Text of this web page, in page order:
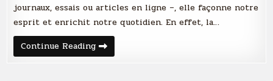
au
menu
du
jour
journaux, essais ou articles en ligne –, elle façonne notre
esprit et enrichit notre quotidien. En effet, la…
Continue Reading3
raisons